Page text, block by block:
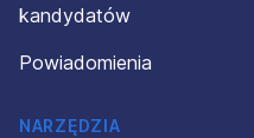
kandydatów
Powiadomienia
NARZĘDZIA